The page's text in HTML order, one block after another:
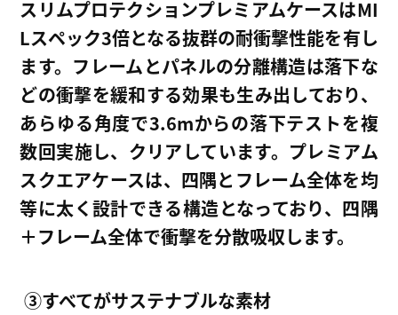
スリムプロテクションプレミアムケースはMI
Lスペック3倍となる抜群の耐衝撃性能を有し
ます。フレームとパネルの分離構造は落下な
どの衝撃を緩和する効果も生み出しており、
あらゆる角度で3.6mからの落下テストを複
数回実施し、クリアしています。プレミアム
スクエアケースは、四隅とフレーム全体を均
等に太く設計できる構造となっており、四隅
＋フレーム全体で衝撃を分散吸収します。​
③すべてがサステナブルな素材